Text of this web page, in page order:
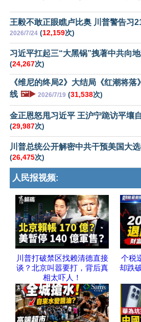
王毅不敢正眼瞧卢比奥 川普警告习
2026/7/24 (12,159次)
习近平扛起三“大黑锅”拽著中共向
(24,267次)
《维尼的终局2》大结局《红潮将落
线 🖼️▶️ 2026/7/19 (31,538次)
金正恩怒甩习近平 王沪宁跪访平壤
(29,987次)
川普总统公开解密中共干预美国大
(26,475次)
人民报视频:
川普打破禁区找赖清德直接
谈？北京叫嚣要打，背后真
相太吓人！
个税
却跌